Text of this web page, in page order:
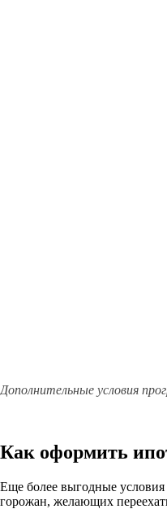
Дополнительные условия
Как оформить
Еще более выгодные
горожан, желающих